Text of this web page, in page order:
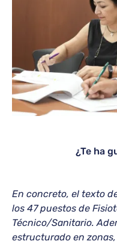
¿Te ha
En concreto, el texto
los 47 puestos de
Técnico/Sanitario.
estructurado en